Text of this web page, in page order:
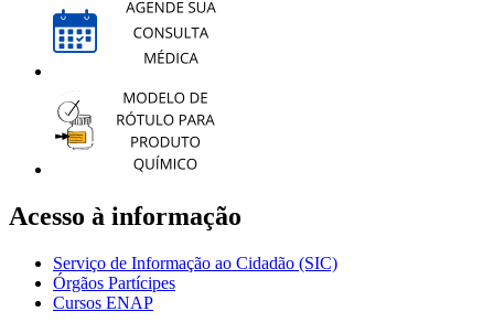
Acesso à informação
Serviço de Informação ao Cidadão (SIC)
Órgãos Partícipes
Cursos ENAP